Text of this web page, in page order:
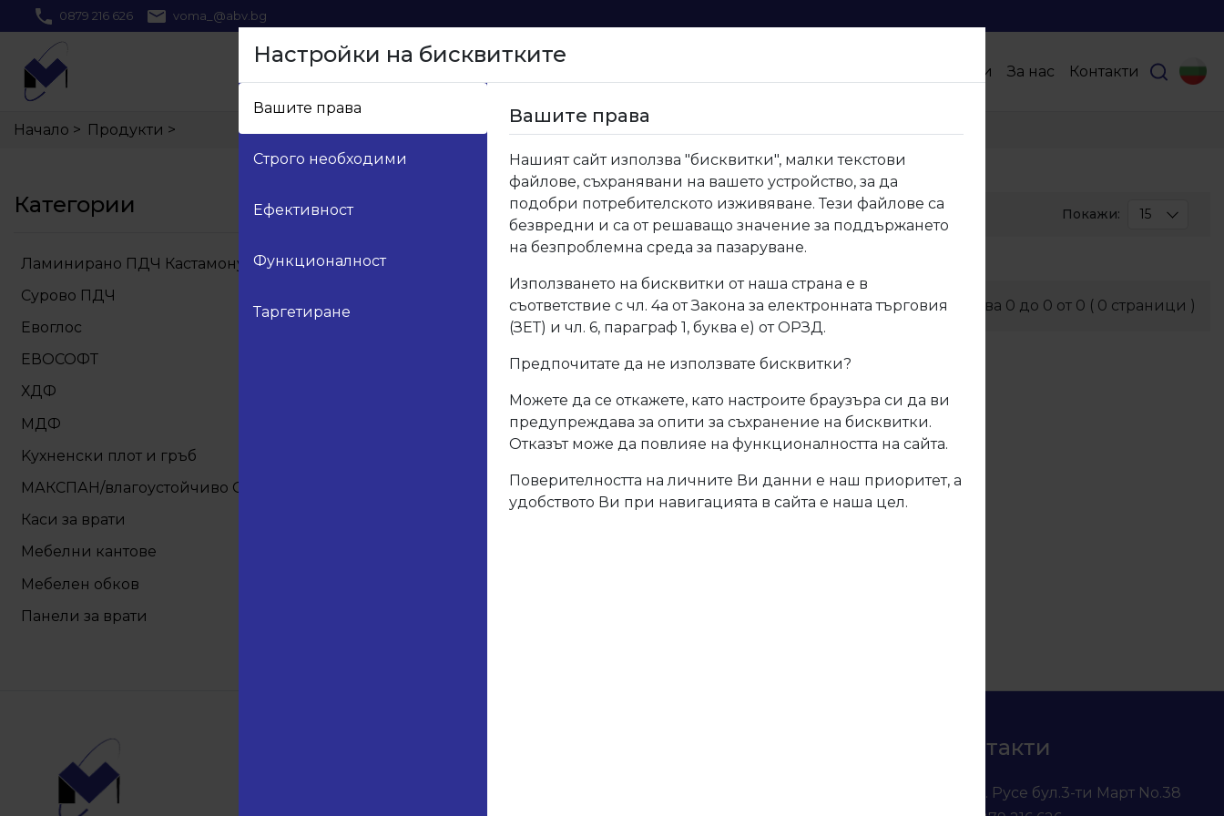
0879 216 626 voma_@abv.bg
Партньори За нас Контакти
Настройки на бисквитките
Вашите права
Строго необходими
Ефективност
Функционалност
Таргетиране
Вашите права
Нашият сайт използва "бисквитки", малки текстови
файлове, съхранявани на вашето устройство, за да
подобри потребителското изживяване. Тези файлове са
безвредни и са от решаващо значение за поддържането
на безпроблемна среда за пазаруване.
Използването на бисквитки от наша страна е в
съответствие с чл. 4а от Закона за електронната търговия
(ЗЕТ) и чл. 6, параграф 1, буква е) от ОРЗД.
Предпочитате да не използвате бисквитки?
Можете да се откажете, като настроите браузъра си да ви
предупреждава за опити за съхранение на бисквитки.
Отказът може да повлияе на функционалността на сайта.
Поверителността на личните Ви данни е наш приоритет, а
удобството Ви при навигацията в сайта е наша цел.
>
Начало >
Продукти
Категории
Ламинирано ПДЧ Кастамону
Сурово ПДЧ
Евоглос
ЕВОСОФТ
ХДФ
МДФ
Kухненски плот и гръб
МАКСПАН/влагоустойчиво OSB
Каси за врати
Мебелни кантове
Мебелен обков
Панели за врати
Покажи: 15
100
Показва 0 до 0 от 0 ( 0 страници )
Контакти
гр. Русе бул.3-ти Март No.38